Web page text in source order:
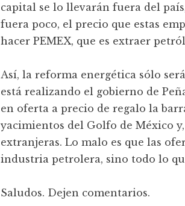
capital se lo llevarán fuera del
fuera poco, el precio que estas
hacer PEMEX, que es extraer
Así, la reforma energética sólo
está realizando el gobierno de
en oferta a precio de regalo la
yacimientos del Golfo de México
extranjeras. Lo malo es que las
industria petrolera, sino todo lo
Saludos. Dejen comentarios.